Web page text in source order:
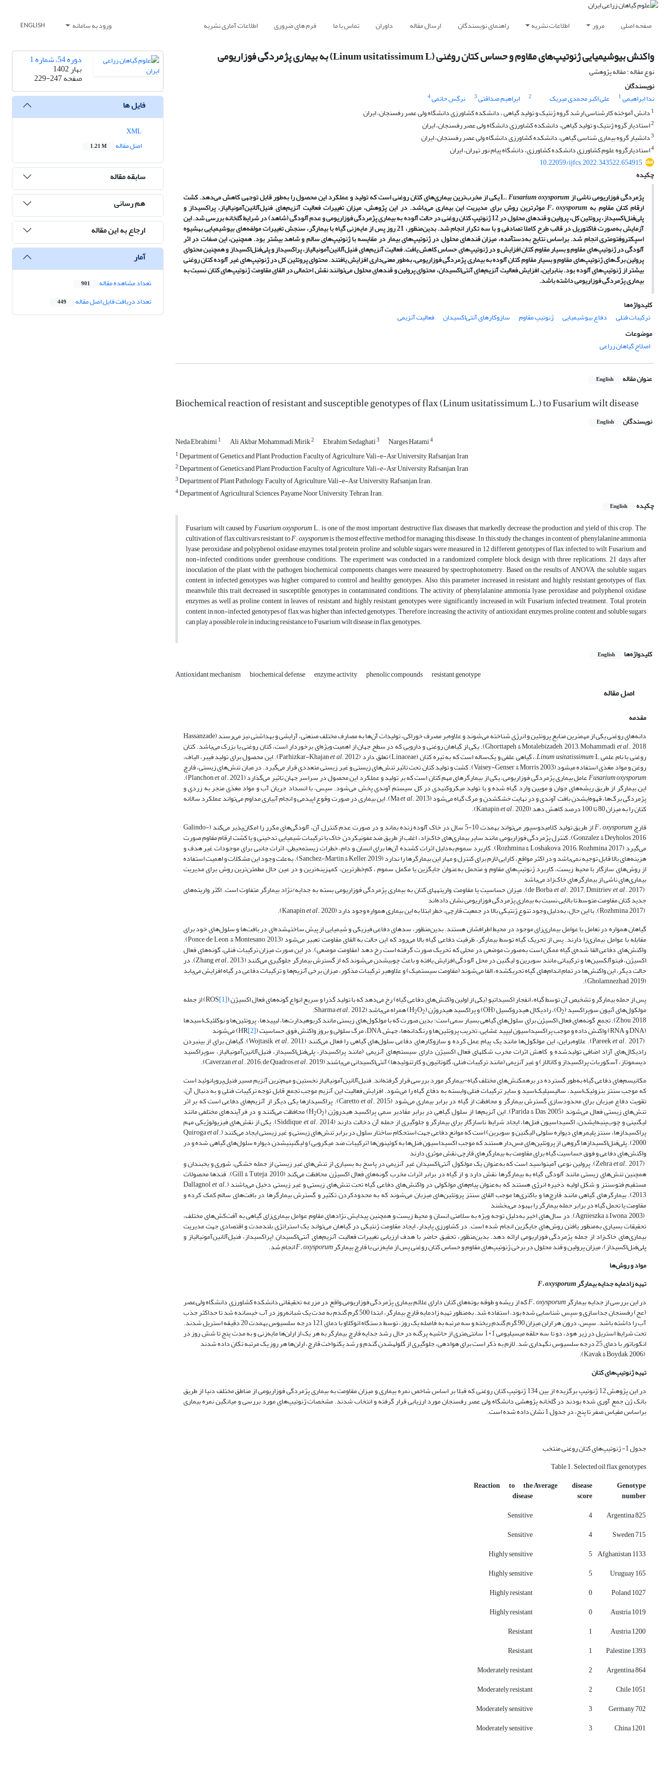
صفحه اصلی مرور اطلاعات نشریه راهنمای نویسندگان ارسال مقاله داوران تماس با ما فرم های ضروری اطلاعات آماری نشریه ورود به سامانه ENGLISH
واکنش بیوشیمیایی ژنوتیپ‌های مقاوم و حساس کتان روغنی (Linum usitatissimum L) به بیماری پژمردگی فوزاریومی
نوع مقاله : مقاله پژوهشی
نویسندگان
ندا ابراهیمی1 علی اکبر محمدی میریک 2 ابراهیم صداقتی3 نرگس حاتمی4
1 دانش آموخته کارشناسی ارشد گروه ژنتیک و تولید گیاهی ، دانشکده کشاورزی دانشگاه ولی عصر رفسنجان، ایران
2استادیار گروه ژنتیک و تولید گیاهی، دانشکده کشاورزی دانشگاه ولی عصر رفسنجان، ایران
3دانشیار گروه بیماری شناسی گیاهی، دانشکده کشاورزی دانشگاه ولی عصر رفسنجان، ایران
4استادیارگروه علوم کشاورزی دانشکده کشاورزی، دانشگاه پیام نور تهران، ایران
10.22059/ijfcs.2022.343522.654915
چکیده
پژمردگی فوزاریومی ناشی از
L.Fusarium oxysporum یکی از مخرب‌ترین بیماری‌های کتان روغنی است که تولید و عملکرد این محصول را به‌طور قابل توجهی کاهش می‌دهد. کشت
ارقام کتان مقاوم به F. oxysporumموثرترین روش برای مدیریت این بیماری می‌باشد. در این پژوهش، میزان تغییرات فعالیت آنزیم‌هایفنیل‌آلانین‌آمونیالیاز، پراکسیداز و
پلی‌فنل‌اکسیداز، پروتئین کل، پرولین و قندهای محلول در 12 ژنوتیپ کتان روغنی در حالت آلوده به بیماری پژمردگی فوزاریومی و عدم آلودگی (شاهد) در شرایط گلخانهبررسی شد. این
آزمایش به‌صورت فاکتوریل در قالب طرح کاملا تصادفی و با سه تکرار انجام شد. بدین‌منظور، 21 روز پس از مایه‌زنی گیاه با بیمارگر، سنجش تغییرات مولفه‌های بیوشیمیایی بهشیوه
اسپکتروفتومتری انجامشد.براساس نتایج به‌دستآمده،میزان قندهای محلول در ژنوتیپ‌های بیمار در مقایسه با ژنوتیپ‌های سالم و شاهد بیشتر بود. همچنین، این صفات در اثر
آلودگی در ژنوتیپ‌های مقاوم و بسیار مقاوم کتان افزایش و در ژنوتیپ‌های حساس کاهش یافت.فعالیت آنزیم‌هایفنیل‌آلانین‌آمونیالیاز، پراکسیداز وپلی‌فنل‌اکسیداز و همچنین محتوای
پرولین برگ‌های ژنوتیپ‌های مقاوم و بسیار مقاوم کتان آلوده به بیماری پژمردگی فوزاریومی، به‌طور معنی‌داری افزایش یافتند. محتوای پروتئین کل در ژنوتیپ‌های غیر آلوده کتان روغنی
بیشتر از ژنوتیپ‌های آلوده بود. بنابراین، افزایش فعالیت آنزیم‌های آنتی‌اکسیدان، محتوای پرولین و قندهای محلول می‌توانند نقش احتمالی در القای مقاومت ژنوتیپ‌های کتان نسبت به
بیماری پژمردگی فوزاریومی داشته باشد.
کلیدواژه‌ها
ترکیبات فنلی
دفاع بیوشیمیایی ژنوتیپ مقاوم سازوکارهای آنتی‌اکسیدان
فعالیت آنزیمی
موضوعات
اصلاح گیاهان زراعی
عنوان مقاله English
Biochemical reaction of resistant and susceptible genotypes of flax (Linum usitatissimum L.) to Fusarium wilt disease
نویسندگان English
Neda Ebrahimi1 Ali Akbar Mohammadi Mirik2 Ebrahim Sedaghati3 Narges Hatami4
1Department of Genetics and Plant Production, Faculty of Agriculture, Vali-e-Asr University, Rafsanjan, Iran
2Department of Genetics and Plant Production, Faculty of Agriculture, Vali-e-Asr University, Rafsanjan, Iran
3Department of Plant Pathology, Faculty of Agriculture, Vali-e-Asr University, Rafsanjan, Iran.
4Department of Agricultural Sciences, Payame Noor University, Tehran, Iran.
چکیده
English
Fusarium wilt caused byFusarium oxysporumL. is one of the most important destructive flax diseases that markedly decrease the production and yield of this crop. The
cultivation of flax cultivars resistant toF.oxysporumis the most effective method for managing this disease. In this study, the changes in content of phenylalanine ammonia
lyase, peroxidase and polyphenol oxidase enzymes, total protein, proline and soluble sugars were measured in 12 different genotypes of flax infected to wilt Fusarium and
non-infected conditions under greenhouse conditions. The experiment was conducted in a randomized complete block design with three replications. 21 days after
inoculation of the plant with the pathogen, biochemical components changes were measured by spectrophotometry. Based on the results of ANOVA, the soluble sugars
content in infected genotypes was higher compared to control and healthy genotypes. Also, this parameter increased in resistant and highly resistant genotypes of flax,
meanwhile this trait decreased in susceptible genotypes in contaminated conditions. The activity of phenylalanine ammonia lyase, peroxidase and polyphenol oxidase
enzymes as well as proline content in leaves of resistant and highly resistant genotypes were significantly increased in wilt Fusarium infected treatment. Total protein
content in non-infected genotypes of flax was higher than infected genotypes. Therefore, increasing the activity of antioxidant enzymes, proline content and soluble sugars
can play a possible role in inducing resistance to Fusarium wilt disease in flax genotypes.
کلیدواژه‌ها English
Antioxidant mechanism biochemical defense enzyme activity phenolic compounds resistant genotype
اصل مقاله
مقدمه
دانه‌های روغنی یکی از مهمترین منابع پروتئین و انرژی شناخته می‌شوند و علاوه­‌بر مصرف خوراکی، تولیدات آن‌ها به مصارف مختلف صنعتی، آرایشی و بهداشتی نیز می‌رسند (Hassanzade
Ghorttapeh & Motalebizadeh, 2013; Mohammadiet al ., 2018). یکی از گیاهان روغنی و دارویی که در سطح جهان از اهمیت ویژه‌ای برخوردار است، کتان روغنی یا بزرک می‌باشد. کتان
روغنی با نام علمی Linum usitatissimumL.، گیاهی علفی و یک‌ساله است که به تیره کتان (Linaceae) تعلق دارد (Parhizkar-Khajan et al . 2012). این محصول برای تولید فیبر، الیاف،
روغن و مواد مغذی استفاده می­شود (Vaisey-Genser & Morris, 2003). کشت و تولید کتان تحت تاثیر تنش‌های زیستی و غیر زیستی متعددی قرار می‌گیرد. در میان تنش‌های زیستی، قارچ
Fusarium oxysporumعامل بیماری پژمردگی فوزاریومی، یکی از بیمارگرهای مهم کتان است که بر تولید و عملکرد این محصول در سراسر جهان تاثیر می‌گذارد (Planchon et al
., 2021).
این بیمارگر از طریق ریشه‌های جوان و مویین وارد گیاه شده و با تولید میکروکنیدی در کل سیستم آوندی پخش می‌شود. سپس، با انسداد جریان آب و مواد مغذی منجر به زردی و
پژمردگی برگ‌ها، قهوه‌ای­شدن بافت آوندی و در نهایت خشک­شدن و مرگ گیاه می‌شود (Ma etal ., 2013). این بیماری در صورت وقوع اپیدمی و انجام آبیاری مداوم می‌تواند عملکرد سالانه
کتان را به میزان 80 تا 100 درصد کاهش دهد (Kanapin etal., 2020).
قارچF. oxysporum از طریق تولید کلامیدوسپور می‌تواند به­مدت 10-5 سال در خاک آلوده زنده بماند و در صورت عدم کنترل آن، آلودگی‌های مکرر را امکان‌پذیر می‌کند (Galindo-
Gonzalez & Deyholos, 2016). کنترل پژمردگی فوزاریومی مانند سایر بیماری‌های خاک‌زاد، اغلب از طریق ضدعفونی­کردن خاک با ترکیبات شیمیایی تدخینی و یا کشت ارقام مقاوم صورت
می‌گیرد (Rozhmina & Loshakova, 2016; Rozhmina, 2017). کاربرد سموم به‌دلیل اثرات کشنده آن‌ها برای انسان و دام، خطرات زیست­محیطی، اثرات جانبی برای موجودات غیر هدف و
هزینه‌های بالا قابل توجیه نمی‌باشد و در اکثر مواقع، کارایی لازم برای کنترل و مهار این بیمارگرها را ندارد (Sanchez-Martin & Keller, 2019). به‌علت وجود این مشکلات و اهمیت استفاده
از روش‌های سازگار با محیط زیست، کاربرد ژنوتیپ‌های مقاوم و متحمل به‌عنوان جایگزین یا مکمل سموم ، کم‌خطرترین، کم­هزینه‌ترین و در عین حال مطمئن‌ترین روش برای مدیریت
بیماری‌های ناشی از بیمارگرهای خاک‌زاد می‌باشد
(de Borba
et al., 2017; Dmitrievet al ., 2017). میزان حساسیت یا مقاومت واریته‎های کتان به بیماری پژمردگی فوزاریومی بسته به جدایه‌/نژاد بیمارگر متفاوت است. اکثر واریته‌های
جدید کتان مقاومت متوسط تا بالایی نسبت به بیماری پژمردگی فوزاریومی نشان داده‌اند
(Rozhmina, 2017). با این حال، به‌دلیل وجود تنوع ژنتیکی بالا در جمعیت قارچی، خطر ابتلا به این بیماری همواره وجود دارد (Kanapin et al., 2020).
گیاهان همواره در تعامل با عوامل بیماری‌زای موجود در محیط اطرافشان هستند. بدین‌منظور، سدهای دفاعی فیزیکی و شیمیایی از پیش ساخته­شده‌ای در بافت‌ها و سلول‌های خود برای
مقابله با عوامل بیماری‌زا دارند. پس از تحریک گیاه توسط بیمارگر، ظرفیت دفاعی گیاه بالا می‌رود که این حالت به القای مقاومت تعبیر می‌شود (Ponce de Leon & Montesano, 2013).
واکنش‌های دفاعی القا شده‌ی گیاه ممکن است به‌صورت موضعی در محلی که تحریک صورت گرفته است رخ دهد (مقاومت موضعی). در این صورت میزان ترکیبات فنلی، گونه‌های فعال
اکسیژن‌، فیتوآلکسین‌ها و ترکیباتی مانند سوبرین و لیگنین در محل آلودگی افزایش یافته و باعث چوبی­شدن می‌شوند که از گسترش بیمارگر جلوگیری می‌کنند (Zhang et al ., 2013). در
حالت دیگر، این واکنش‌ها در تمام اندام‌های گیاه تحریک­شده، القا می‌شوند (مقاومت سیستمیک) و علاوه­بر ترکیبات مذکور، میزان برخی آنزیم‌ها و ترکیبات دفاعی در گیاه افزایش می‌یابد
(Gholamnezhad, 2019).
پس از حمله بیمارگر و تشخیص آن توسط گیاه، انفجار اکسیداتیو (یکی از اولین واکنش‌های دفاعی گیاه) رخ می‌دهد که با تولید گذرا و سریع انواع گونه‌های فعال اکسیژن (ROS[1] ) از جمله
مولکول‌های آنیون سوپراکسید (O2 )، رادیکال هیدروکسیل (OH) و ‌پراکسید هیدروژن (H 2O2 ) همراه می‌باشد (Sharma et al., 2012;
Zhou, 2018). تجمع گونه‌های فعال اکسیژن برای سلول‌های گیاهی بسیار سمی است؛ بدین صورت ‌‌که با مولکول‌های زیستی مانند کربوهیدارت‌ها، لیپیدها، پروتئین‌ها و نوکلئیک‌اسیدها
(DNA و RNA) واکنش داده و موجب پراکسیداسیون لیپید غشایی، تخریب پروتئین‌ها و رنگدانه‌ها، جهش DNA، مرگ سلولی و بروز واکنش فوق‌ حساسیت (HR [2] ) می‌شوند
(Pareek
et al., 2017). علاوه‌براین، این مولکول‌ها مانند یک پیام عمل کرده و سازوکارهای دفاعی سلول‌های گیاهی را فعال می‌کنند (Wojtasik et al ., 2011). گیاهان برای از بین­بردن
رادیکال‌های آزاد اضافی تولید­شده و کاهش اثرات مخرب شکل­های فعال اکسیژن دارای سیستم‌های آنزیمی (مانند پراکسیداز، پلی‌فنل‌اکسیداز، فنیل‌آلانین‌آمونیالیاز، سوپراکسید
دیسموتاز، آسکوربات پراکسیداز و کاتالاز) و غیر آنزیمی (مانند ترکیبات فنلی، گلوتاتیون و کارتنوئیدها) آنتی‌اکسیدانی می‌باشند (Caverzan et al., 2016; de Quadroset al., 2019).
مکانیسم‌های دفاعی گیاه به‌طور گسترده در برهمکنش‌های مختلف گیاه-بیمارگر مورد بررسی قرار گرفته‌اند. فنیل‌آلانین‌آمونیالیاز نخستین و مهم‌ترین آنزیم مسیر فنیل‌پروپانوئید است
که موجب سنتز بنزوئیک‌اسید، سالیسیلیک‌اسید و سایر ترکیبات فنلی وابسته به دفاع گیاه را می‌شود. افزایش فعالیت این آنزیم موجب تجمع قابل توجه ترکیبات فنلی و به دنبال آن،
تقویت دفاع میزبان برای محدودسازی گسترش بیمارگر و محافظت از گیاه در برابر بیماری می‌شود (Caretto et al ., 2015). پراکسیدازها یکی دیگر از آنزیم‌های دفاعی است که بر اثر
تنش‌های زیستی فعال می‌شوند (Parida & Das, 2005). این آنزیم‌ها از سلول گیاهی در برابر مقادیر سمی پراکسید هیدروژن (H 2O2 ) محافظت می‌کنند و در فرآیندهای مختلفی مانند
لیگنینی و چوب‌پنبه‌ای­شدن، اکسیداسیون فنل‌ها، ایجاد شرایط ناسازگار برای بیمارگر و جلوگیری از حمله آن دخالت دارند (Siddique et al ., 2014). یکی از نقش‌های فیزیولوژیکی مهم
پراکسیدازها، سنتز پلیمرهای دیواره سلولی (لیگنین و سوبرین) است که موانع دفاعی جهت استحکام ساختار سلول در برابر تنش‌های زیستی و غیر زیستی ایجاد می‌کنند (Quiroga et al.,
2000). پلی‌فنل‌اکسیدازها گروهی از پروتئین‌های مس‌دار هستند که موجب اکسیداسیون فنل‌ها به کوئینون‌ها (ترکیبات ضد میکروبی) و لیگنینی­شدن دیواره سلول‌های گیاهی شده و در
واکنش‌های دفاعی و فوق حساسیت گیاه برای مقاومت به بیمارگرهای قارچی نقش موثری دارند
(Zehra
et al ., 2017). پرولین نوعی آمینواسید است که به‌عنوان یک مولکول آنتی‌اکسیدان غیر آنزیمی در پاسخ به بسیاری از تنش‌های غیر زیستی از جمله خشکی، شوری و یخبندان و
همچنین تنش‌های زیستی مانند آلودگی گیاه به بیمارگرها نقش دارد و از گیاه در برابر اثرات مخرب گونه‌های فعال اکسیژن محافظت می‌کند (Gill & Tuteja, 2010). قندها محصولات
مستقیم فتوسنتز و شکل اولیه ذخیره انرژی هستند که به‌عنوان پیام‌های مولکولی در واکنش‌های دفاعی گیاه تحت تنش‌های زیستی و غیر زیستی دخیل می‌باشند (Dallagnolet al.,
2013). بیمارگرهای گیاهی مانند قارچ‌ها و باکتری‌ها موجب القای سنتز پروتئین‌های میزبان می‌شوند که به محدود­کردن تکثیر و گسترش بیمارگرها در بافت‌های سالم کمک کرده و
مقاومت یا تحمل گیاه در برابر حمله بیمارگر را بهبود می‌بخشند
(Agnieszka & Iwona, 2003). در سال‌های اخیر به‌دلیل توجه ویژه به سلامتی انسان و محیط زیست و همچنین پیدایش نژادهای مقاوم عوامل بیماری‌زای گیاهی به آفت‌کش‌های مختلف،
تحقیقات بسیاری به‌منظور یافتن روش‌های جایگزین انجام شده است. در کشاورزی پایدار، ایجاد مقاومت ژنتیکی در گیاهان می‌تواند یک استراتژی بلندمدت و اقتصادی جهت مدیریت
بیماری‌های خاک‌زاد از جمله پژمردگی فوزاریومی ارائه دهد. بدین‌منظور، تحقیق حاضر با هدف ارزیابی تغییرات فعالیت آنزیم‌های آنتی‌اکسیدان (پراکسیداز، فنیل‌آلانین‌آمونیالیاز و
پلی‌فنل‌اکسیداز)، میزان پرولین و قند محلول در برخی ژنوتیپ‌های مقاوم و حساس کتان روغنی پس از مایه‌زنی با قارچ بیمارگرF. oxysporumانجام شد.
مواد و روش‌ها
تهیه زادمایه جدایه بیمارگرF. oxysporum
در این بررسی از جدایه بیمارگرF. oxysporumکه از ریشه و طوقه بوته‌های کتان دارای علائم بیماری پژمردگی فوزاریومی واقع در مزرعه تحقیقاتی دانشکده کشاورزی دانشگاه ولی‌عصر
(عج) رفسنجان جداسازی و سپس شناسایی شده بود، استفاده شد. به‌منظور تهیه زادمایه قارچ بیمارگر، ابتدا 500 گرم گندم به مدت یک شبانه‌روز در آب خیسانده شد تا حداکثر جذب
آب را داشته باشد. سپس، درون هر ارلن میزان 90 گرم گندم ریخته و سه مرتبه به فاصله یک روز، توسط دستگاه اتوکلاو با دمای 121 درجه سلسیوس به­مدت 20 دقیقه استریل شدند.
تحت شرایط استریل در زیر هود، دو تا سه حلقه میسیلیومی 1×1 سانتی‌متری از حاشیه پرگنه در حال رشد جدایه قارچ بیمارگر به هر یک از ارلن‌ها مایه‌زنی و به مدت پنج تا شش روز در
انکوباتور با دمای 25 درجه سلسیوس نگهداری شد. لازم به ذکر است برای هوادهی، جلوگیری از گلوله­شدن گندم و رشد یکنواخت قارچ، ارلن‌ها هر روز یک مرتبه تکان داده شدند
(Kavak & Boydak, 2006).
تهیه ژنوتیپ‌های کتان
در این پژوهش 12 ژنوتیپ برگزیده از بین 134 ژنوتیپ کتان روغنی که قبلا بر اساس شاخص نمره بیماری و میزان مقاومت به بیماری پژمردگی فوزاریومی از مناطق مختلف دنیا از طریق
بانک ژن جمع آوری شده بودند در گلخانه پژوهشی دانشگاه ولی عصر رفسنجان مورد ارزیابی قرار گرفته و انتخاب شدند. مشخصات ژنوتیپ‌های مورد بررسی و میانگین نمره بیماری
براساس مقیاس صفر تا پنج، در جدول 1 نشان داده شده است.
جدول 1- ژنوتیپ‌های کتان روغنی منتخب
Table 1. Selected oil flax genotypes
Genotype
number
Average disease
score
Reaction to the
disease
Argentina 825
4
Sensitive
Sweden 715
4
Sensitive
Afghanistan 1133
5
Highly sensitive
Uruguay 165
5
Highly sensitive
Poland 1027
0
Highly resistant
Austria 1019
0
Highly resistant
Austria 1200
1
Resistant
Palestine 1393
1
Resistant
Argentina 864
2
Moderately resistant
Chile 1051
2
Moderately resistant
Germany 702
3
Moderately sensitive
China 1201
3
Moderately sensitive
دوره 54، شماره 1
بهار 1402
صفحه229-247
فایل ها
اصل مقاله
1.21 M
سابقه مقاله
هم رسانی
ارجاع به این مقاله
آمار
تعداد مشاهده مقاله 901
تعداد دریافت فایل اصل مقاله 449